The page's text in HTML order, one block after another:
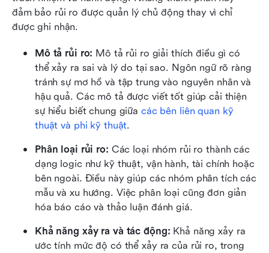
đảm bảo rủi ro được quản lý chủ động thay vì chỉ
được ghi nhận.
Mô tả rủi ro: Mô tả rủi ro giải thích điều gì có
thể xảy ra sai và lý do tại sao. Ngôn ngữ rõ ràng
tránh sự mơ hồ và tập trung vào nguyên nhân và
hậu quả. Các mô tả được viết tốt giúp cải thiện
sự hiểu biết chung giữa các bên liên quan kỹ
thuật và phi kỹ thuật.
Phân loại rủi ro: Các loại nhóm rủi ro thành các
dạng logic như kỹ thuật, vận hành, tài chính hoặc
bên ngoài. Điều này giúp các nhóm phân tích các
mẫu và xu hướng. Việc phân loại cũng đơn giản
hóa báo cáo và thảo luận đánh giá.
Khả năng xảy ra và tác động: Khả năng xảy ra
ước tính mức độ có thể xảy ra của rủi ro, trong